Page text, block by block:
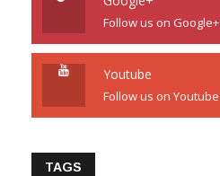
Follow us on Google+
Youtube
Follow us on Youtube
TAGS